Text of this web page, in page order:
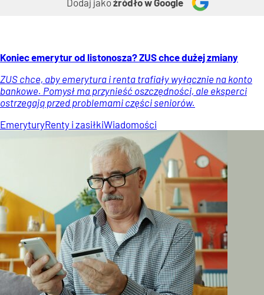
Dodaj jakoźródło w Google
Koniec emerytur od listonosza? ZUS chce dużej zmiany
ZUS chce, aby emerytura i renta trafiały wyłącznie na konto
bankowe. Pomysł ma przynieść oszczędności, ale eksperci
ostrzegają przed problemami części seniorów.
EmeryturyRenty i zasiłkiWiadomości